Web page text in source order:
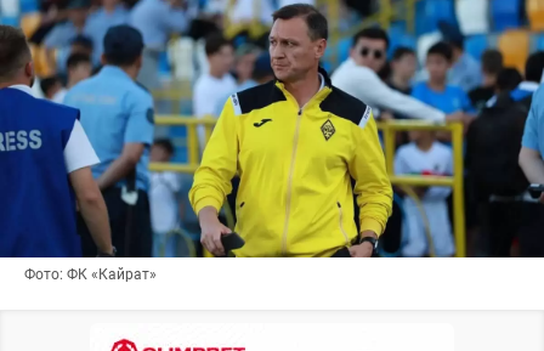
Фото: ФК «Кайрат»